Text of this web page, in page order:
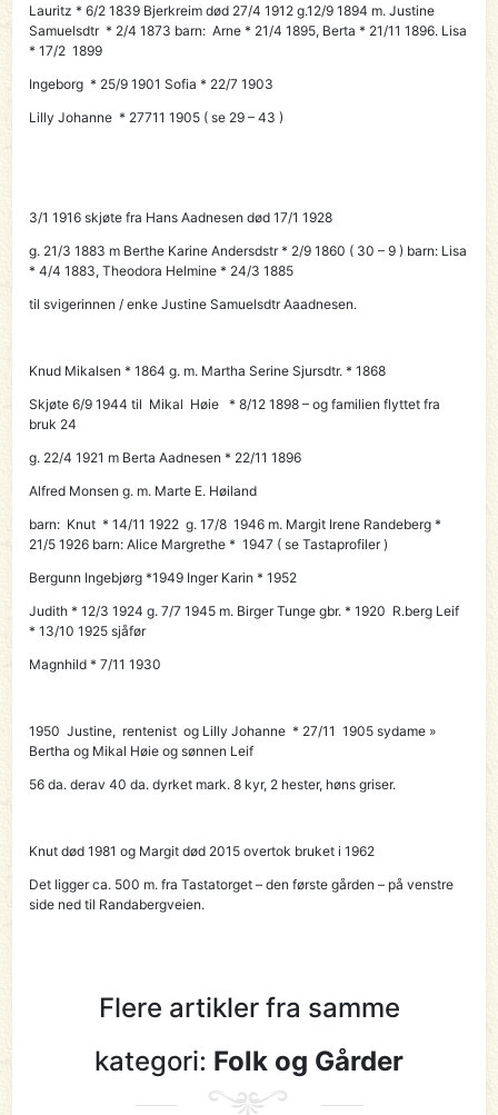
Lauritz * 6/2 1839 Bjerkreim død 27/4 1912 g.12/9 1894 m. Justine
Samuelsdtr * 2/4 1873 barn: Arne * 21/4 1895, Berta * 21/11 1896. Lisa
* 17/2 1899
Ingeborg * 25/9 1901 Sofia * 22/7 1903
Lilly Johanne * 27711 1905 ( se 29 – 43 )
3/1 1916 skjøte fra Hans Aadnesen død 17/1 1928
g. 21/3 1883 m Berthe Karine Andersdstr * 2/9 1860 ( 30 – 9 ) barn: Lisa
* 4/4 1883, Theodora Helmine * 24/3 1885
til svigerinnen / enkeJustine Samuelsdtr Aaadnesen.
Knud Mikalsen * 1864 g. m. Martha Serine Sjursdtr. * 1868
Skjøte 6/9 1944 til Mikal Høie * 8/12 1898 – og familien flyttet fra
bruk 24
g. 22/4 1921 m Berta Aadnesen * 22/11 1896
Alfred Monsen g. m. Marte E. Høiland
barn: Knut * 14/11 1922 g. 17/8 1946 m. Margit Irene Randeberg *
21/5 1926 barn: Alice Margrethe * 1947 ( se Tastaprofiler )
Bergunn Ingebjørg *1949 Inger Karin * 1952
Judith * 12/3 1924 g. 7/7 1945 m. Birger Tunge gbr. * 1920 R.berg Leif
* 13/10 1925 sjåfør
Magnhild * 7/11 1930
1950 Justine, rentenist og Lilly Johanne * 27/11 1905 sydame »
Bertha og Mikal Høie og sønnen Leif
56 da. derav 40 da. dyrket mark. 8 kyr, 2 hester, høns griser.
Knut død 1981 og Margit død 2015 overtok bruket i 1962
Det ligger ca. 500 m. fra Tastatorget – den første gården – på venstre
side ned til Randabergveien.
Flere artikler fra samme
kategori: Folk og Gårder